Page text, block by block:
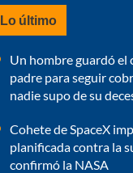
Lo último
Un hombre guardó el
padre para seguir
nadie supo de su
Cohete de SpaceX
planificada contra la
confirmó la NASA